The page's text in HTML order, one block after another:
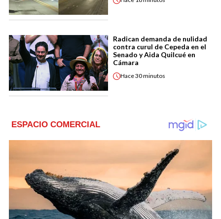
Radican demanda de nulidad
contra curul de Cepeda en el
Senado y Aida Quilcué en
Cámara
Hace30 minutos